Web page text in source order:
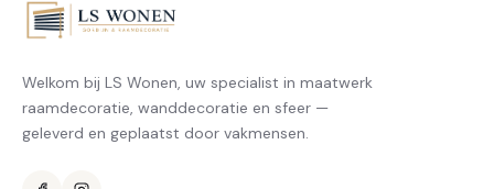
Welkom bij LS Wonen, uw specialist in maatwerk
raamdecoratie, wanddecoratie en sfeer —
geleverd en geplaatst door vakmensen.